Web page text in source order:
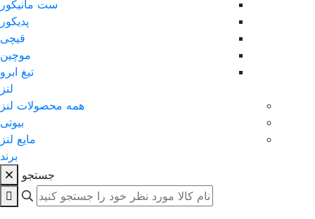
ست مانیکور
پدیکور
قیچی
موچین
تیغ ابرو
لنز
همه محصولات لنز
بیوتی
مایع لنز
برند
جستجو